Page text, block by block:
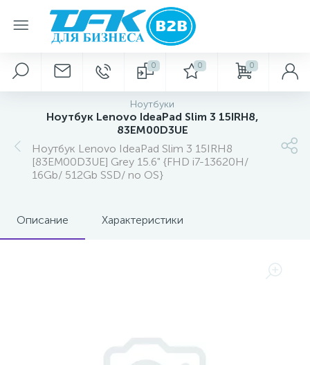
0 0 0
Ноутбуки
Ноутбук Lenovo IdeaPad Slim 3 15IRH8,
83EM00D3UE
Ноутбук Lenovo IdeaPad Slim 3 15IRH8
[83EM00D3UE] Grey 15.6" {FHD i7-13620H/
16Gb/ 512Gb SSD/ no OS}
Описание Характеристики